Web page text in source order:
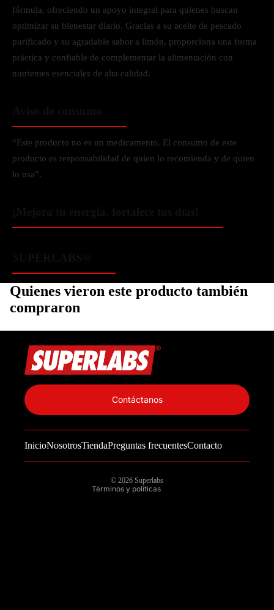
fórmula, ofreciendo un apoyo integral para quienes buscan
optimizar su bienestar diario. Gracias a su aceite de pescado
purificado y su agradable sabor a limón, proporciona una forma
práctica y confiable de complementar la alimentación con
nutrientes esenciales de alta calidad.
“Este producto no es un medicamento. El consumo de este
producto es responsabilidad de quien lo recomienda y de quien
lo usa”.
Quienes vieron este producto también
compraron
InicioNosotrosTiendaPreguntas frecuentesContacto
Contáctanos
© 2026 Superlabs
Términos y políticas
Información de contacto
Política de reembolso
Términos del servicio
Política de envío